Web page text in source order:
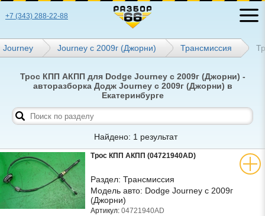
+7 (343) 288-22-88
Journey Journey с 2009г (Джорни) Трансмиссия
Трос КПП АКПП для Dodge Journey с 2009г (Джорни) -
авторазборка Додж Journey с 2009г (Джорни) в
Екатеринбурге
Найдено: 1 результат
Трос КПП АКПП (04721940AD)
Раздел: Трансмиссия
Модель авто: Dodge Journey с 2009г
(Джорни)
Артикул: 04721940AD